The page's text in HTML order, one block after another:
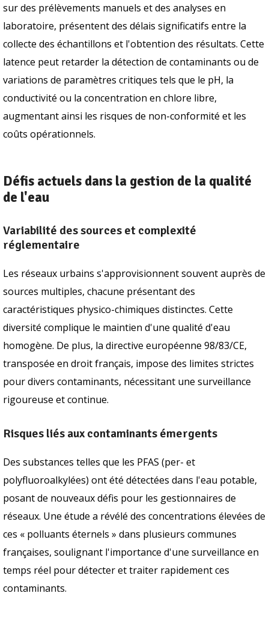
sur des prélèvements manuels et des analyses en
laboratoire, présentent des délais significatifs entre la
collecte des échantillons et l'obtention des résultats. Cette
latence peut retarder la détection de contaminants ou de
variations de paramètres critiques tels que le pH, la
conductivité ou la concentration en chlore libre,
augmentant ainsi les risques de non-conformité et les
coûts opérationnels.
Défis actuels dans la gestion de la qualité
de l'eau
Variabilité des sources et complexité
réglementaire
Les réseaux urbains s'approvisionnent souvent auprès de
sources multiples, chacune présentant des
caractéristiques physico-chimiques distinctes. Cette
diversité complique le maintien d'une qualité d'eau
homogène. De plus, la directive européenne 98/83/CE,
transposée en droit français, impose des limites strictes
pour divers contaminants, nécessitant une surveillance
rigoureuse et continue.
Risques liés aux contaminants émergents
Des substances telles que les PFAS (per- et
polyfluoroalkylées) ont été détectées dans l'eau potable,
posant de nouveaux défis pour les gestionnaires de
réseaux. Une étude a révélé des concentrations élevées de
ces « polluants éternels » dans plusieurs communes
françaises, soulignant l'importance d'une surveillance en
temps réel pour détecter et traiter rapidement ces
contaminants.